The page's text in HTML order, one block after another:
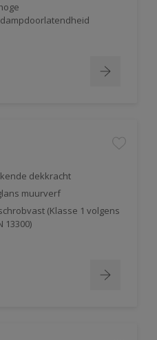
dekkracht
muurverf
(Klasse 1 volgens
13300)